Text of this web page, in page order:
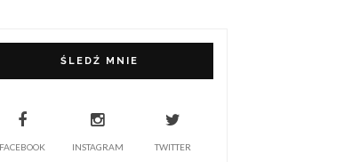
ŚLEDŹ MNIE
FACEBOOK INSTAGRAM TWITTER